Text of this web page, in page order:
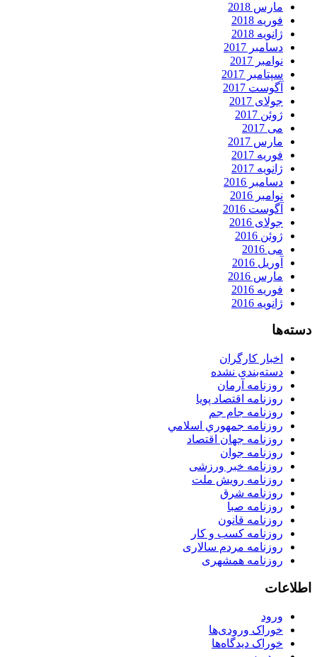
مارس 2018
فوریه 2018
ژانویه 2018
دسامبر 2017
نوامبر 2017
سپتامبر 2017
آگوست 2017
جولای 2017
ژوئن 2017
می 2017
مارس 2017
فوریه 2017
ژانویه 2017
دسامبر 2016
نوامبر 2016
آگوست 2016
جولای 2016
ژوئن 2016
می 2016
آوریل 2016
مارس 2016
فوریه 2016
ژانویه 2016
دسته‌ها
اخبار کارگران
دسته‌بندی نشده
روزنامه آرمان
روزنامه اقتصاد پویا
روزنامه جام جم
روزنامه جمهوري اسلامي
روزنامه جهان اقتصاد
روزنامه جوان
روزنامه خبر ورزشى
روزنامه رویش ملت
روزنامه شرق
روزنامه صبا
روزنامه قانون
روزنامه كسب و كار
روزنامه مردم سالاری
روزنامه همشهری
اطلاعات
ورود
خوراک ورودی‌ها
خوراک دیدگاه‌ها